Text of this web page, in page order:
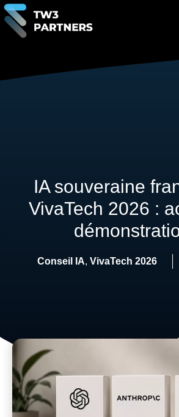
IA souveraine
VivaTech 2026 :
Conseil IA, VivaTech 2026